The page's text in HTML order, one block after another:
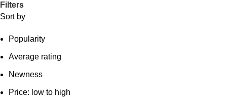
Filters
Sort by
Popularity
Average rating
Newness
Price: low to high